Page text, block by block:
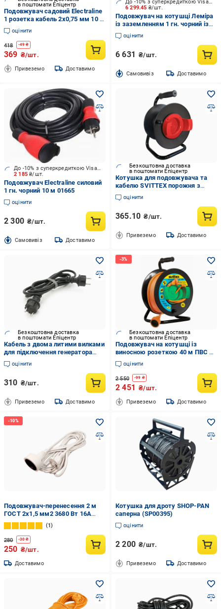
в поштомати Епіцентр
Подовжувач садовий Electraline
1 розетка кабель 2х0,75 мм 10 м
Помаранчевий (1600)
оцінити
418 -49 ₴
369 ₴/шт.
Привеземо Доставимо
6 299.45 ₴/шт.
До -10% з суперкредиткою Visa Вигода
Подовжувач на котушці Леміра
із заземленням 1 гн. чорний із
червоним 50 м У16-03-01 3х2,5
оцінити
6 631 ₴/шт.
Cамовивіз Доставимо
2 185₴/шт.
До -10% з суперкредиткою Visa Вигода
Подовжувач Electraline силовий
1 гн. чорний 10 м 01665
оцінити
2 300 ₴/шт.
Cамовивіз Доставимо
Безкоштовна доставка
в поштомати Епіцентр
Котушка для подовжувача та
кабелю SVITTEX порожня з
виносною розеткою до 50 м
(15764)
оцінити
365.10 ₴/шт.
Привеземо Доставимо
Безкоштовна доставка
в поштомати Епіцентр
Кабель з двома литими вилками
для підключення генератора
подовжувач 3 м ГОСТ 2х1, 5
мм2 3680 Вт 16А
оцінити
310 ₴/шт.
Привеземо Доставимо
Безкоштовна доставка
в поштомати Епіцентр
Подовжувач на котушці із
виносною розеткою 40 м ПВС 16
А 4100 Вт 2х2,5 см (У16-03)
оцінити
2 550 -99 ₴
2 451 ₴/шт.
Привеземо Доставимо
Подовжувач-перенесення 2 м
ГОСТ 2х1,5 мм2 3680 Вт 16А
250V
1
280 -30 ₴
250 ₴/шт.
Доставимо
Котушка для дроту SHOP-PAN
саперна (SP00395)
оцінити
2 200 ₴/шт.
Привеземо Доставимо